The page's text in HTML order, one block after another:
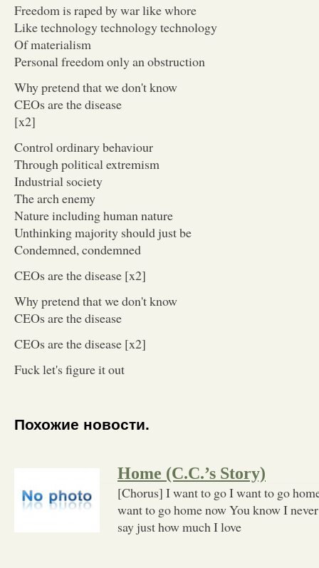
Freedom is raped by war like whore
Like technology technology technology
Of materialism
Personal freedom only an obstruction
Why pretend that we don't know
CEOs are the disease
[x2]
Control ordinary behaviour
Through political extremism
Industrial society
The arch enemy
Nature including human nature
Unthinking majority should just be
Condemned, condemned
CEOs are the disease [x2]
Why pretend that we don't know
CEOs are the disease
CEOs are the disease [x2]
Fuck let's figure it out
Похожие новости.
Home (C.C.’s Story)
[Chorus] I want to go I want to go
want to go home now You know I
say just how much I love